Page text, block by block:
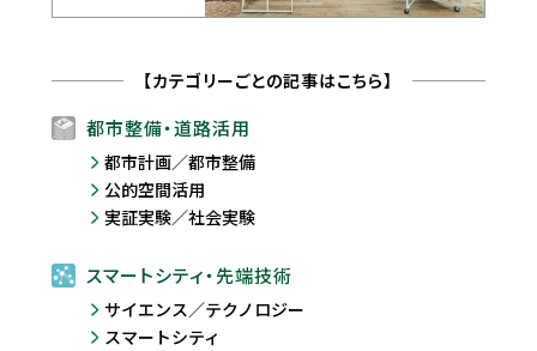
【カテゴリーごとの記事はこちら】
都市整備・道路活用
都市計画／都市整備
公的空間活用
実証実験／社会実験
スマートシティ・先端技術
サイエンス／テクノロジー
スマートシティ